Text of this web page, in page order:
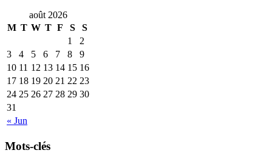
août 2026
M T W T F S S
« Jun
1
2
3
4 5 6 7 8
9
10 11 12 13 14 15 16
17 18 19 20 21 22 23
24 25 26 27 28 29 30
31
Mots-clés